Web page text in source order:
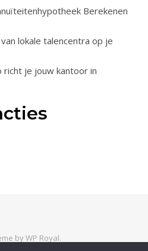
Berekenen
lokale talencentra op je
richt je jouw kantoor in
byWP Royal.